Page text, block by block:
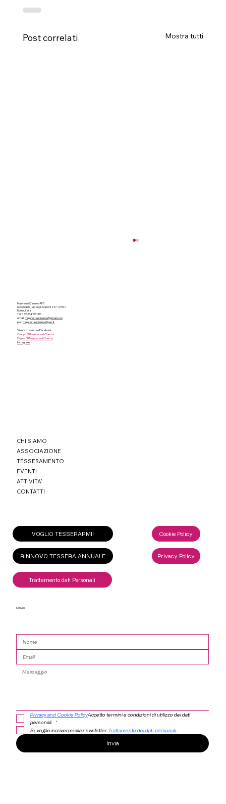
Post correlati Mostra tutti
Compleanno Mujeres 2025
MujeresnelCinema APS
sede legale_ Via degli Scipioni 237 - 00192
Roma, Italia
Tel:+ 39 334 1551313
email:mujeresnelcinema@gmail.com
pec:mujeresnelcinema@pec.it
Vieni a trovarci su Facebook
Gruppo FB Mujeres nel Cinema
Pagina FB Mujeres nel Cinema
Instagram
CHI SIAMO
ASSOCIAZIONE
TESSERAMENTO
EVENTI
ATTIVITA'
CONTATTI
Trattamento dati Personali
RINNOVO TESSERA ANNUALE Privacy Policy
VOGLIO TESSERARMI! Cookie Policy
Privacy and Cookie PolicyAccetto termini e condizioni di utilizzo dei dati
personali.
*
Sì, voglio iscrivermi alla newsletter. Trattamento dei dati personali.
Invia
Scrivici